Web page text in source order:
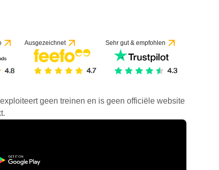
Ausgezeichnet Sehr gut & empfohlen
geen treinen en is geen officiële website